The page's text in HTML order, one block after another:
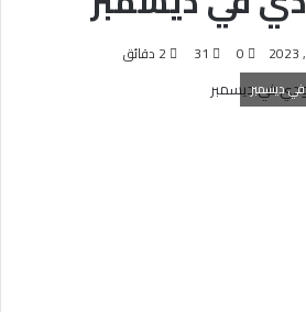
0
31
ديسمبر